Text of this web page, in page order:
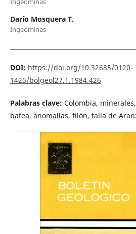
Darío Mosquera T.
Ingeominas
DOI: https://doi.org/10.32685/0120-
1425/bolgeol27.1.1984.426
Palabras clave: Colombia,
batea, anomalías, filón, falla de